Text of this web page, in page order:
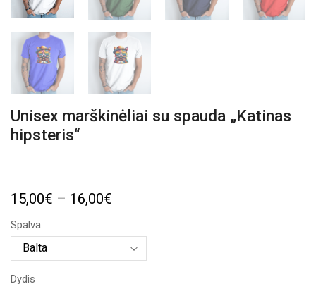
Unisex marškinėliai su spauda „Katinas
hipsteris“
15,00€ – 16,00€
15,00€
through
Spalva
Dydis